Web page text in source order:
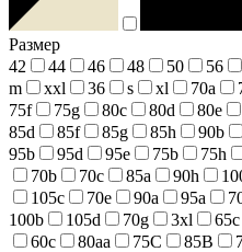
Размер
42
44 46 48 50 56
m
xxl 36 s xl 70a
75f
75g 80c 80d 80e
85d
85f 85g 85h 90b
95b
95d 95e 75b 75h
70b
70c 85a 90h
105c
70e 90a 95a
100b
105d 70g 3xl 65c
60c
80aa 75С 85В